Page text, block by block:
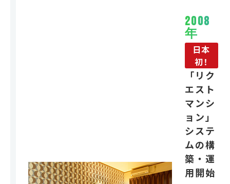
2008
年
日本
初！
「リク
エスト
マンシ
ョン」
システ
ムの構
築・運
用開始